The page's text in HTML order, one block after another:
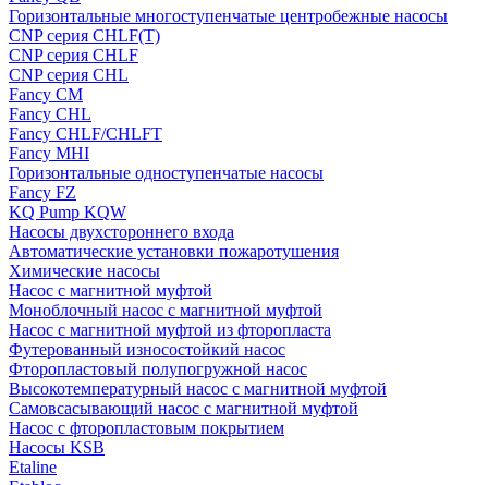
Горизонтальные многоступенчатые центробежные насосы
CNP серия CHLF(T)
CNP серия CHLF
CNP серия CHL
Fancy CM
Fancy CHL
Fancy CHLF/CHLFT
Fancy MHI
Горизонтальные одноступенчатые насосы
Fancy FZ
KQ Pump KQW
Насосы двухстороннего входа
Автоматические установки пожаротушения
Химические насосы
Насос с магнитной муфтой
Моноблочный насос с магнитной муфтой
Насос с магнитной муфтой из фторопласта
Футерованный износостойкий насос
Фторопластовый полупогружной насос
Высокотемпературный насос с магнитной муфтой
Самовсасывающий насос с магнитной муфтой
Насос с фторопластовым покрытием
Насосы KSB
Etaline